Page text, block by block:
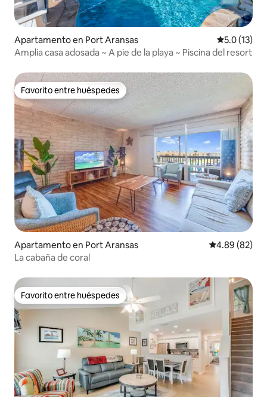
Apartamento en Port Aransas Calificación
5.0 (13)
Amplia casa adosada ~ A pie de la playa ~ Piscina del resort
Favorito entre huéspedes
Favorito entre huéspedes
Apartamento en Port Aransas Calificación
4.89 (82)
La cabaña de coral
Favorito entre huéspedes
Favorito entre huéspedes